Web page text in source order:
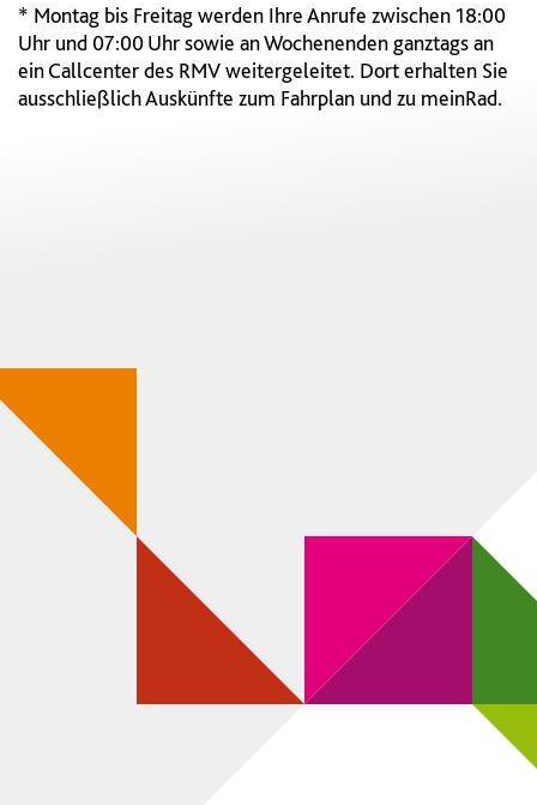
* Montag bis Freitag werden Ihre Anrufe zwischen 18:00
Uhr und 07:00 Uhr sowie an Wochenenden ganztags an
ein Callcenter des RMV weitergeleitet. Dort erhalten Sie
ausschließlich Auskünfte zum Fahrplan und zu meinRad.